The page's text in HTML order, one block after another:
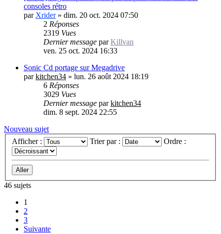
consoles rétro
par Xrider» dim. 20 oct. 2024 07:50
2 Réponses
2319 Vues
Dernier message parKillvan
ven. 25 oct. 2024 16:33
Sonic Cd portage sur Megadrive
parkitchen34 » lun. 26 août 2024 18:19
6 Réponses
3029 Vues
Dernier message parkitchen34
dim. 8 sept. 2024 22:55
Nouveau sujet
Afficher :
Trier par : Ordre :
46 sujets
1
2
3
Suivante